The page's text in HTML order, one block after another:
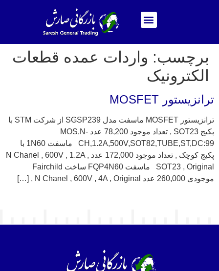
برچسب: واردات عمده قطعات
الکترونیک
ترانزیستور MOSFET
ترانزیستور MOSFET ماسفت مدل SGSP239 از شرکت STM با
پکیج SOT23 , تعداد موجود 78,200 عدد MOS,N-
CH,1.2A,500V,SOT82,TUBE,ST,DC:99 ماسفت 1N60 با
پکیج کوچک , تعداد موجود 172,000 عدد N Chanel , 600V , 1.2A ,
SOT23 , Original ماسفت FQP4N60 ساخت Fairchild
موجودی 260,000 عدد N Chanel , 600V , 4A , Original , […]